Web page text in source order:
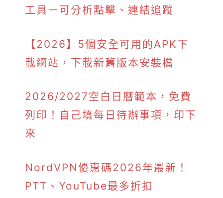
工具－可分析點擊、連結追蹤
【2026】5個安全可用的APK下
載網站，下載新舊版本安裝檔
2026/2027空白日曆範本，免費
列印！自己填每日待辦事項，印下
來
NordVPN優惠碼2026年最新！
PTT、YouTube最多折扣